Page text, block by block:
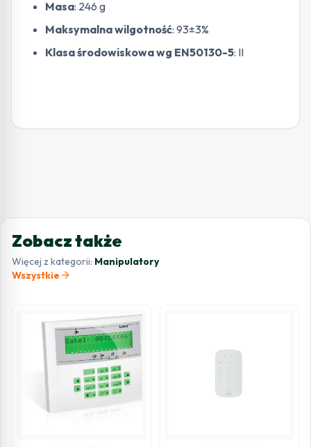
Masa: 246 g
Maksymalna wilgotność: 93±3%
Klasa środowiskowa wg EN50130-5: II
Zobacz także
Więcej z kategorii: Manipulatory
Wszystkie arrow_forward